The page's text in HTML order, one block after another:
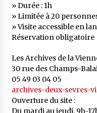
» Durée : 1h
» Limitée à 20
» Visite accessible en
Réservation obligatoire
Les Archives de la
30 rue des Champs-
05 49 03 04 05
archives-deux-sevres-
Ouverture du site :
Du mardi au jeudi, 9h-